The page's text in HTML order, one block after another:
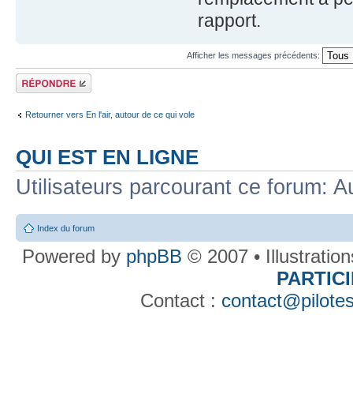
rapport.
Afficher les messages précédents:
Répondre
Retourner vers En l'air, autour de ce qui vole
QUI EST EN LIGNE
Utilisateurs parcourant ce forum:
Index du forum
Powered by phpBB © 2007 •
Contact :